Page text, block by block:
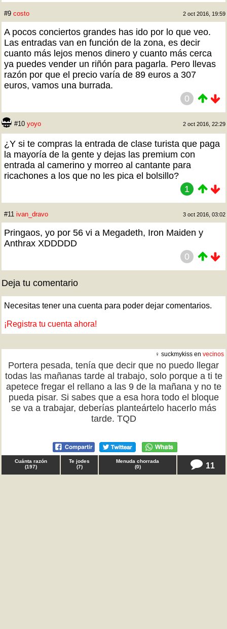
#9 costo 2 oct 2016, 19:59
A pocos conciertos grandes has ido por lo que veo.
Las entradas van en función de la zona, es decir
cuanto más lejos menos dinero y cuanto más cerca
ya puedes vender un riñón para pagarla. Pero llevas
razón por que el precio varía de 89 euros a 307
euros, vamos una burrada.
0
#10 yoyo 2 oct 2016, 22:29
¿Y si te compras la entrada de clase turista que paga
la mayoría de la gente y dejas las premium con
entrada al camerino y morreo al cantante para
ricachones a los que no les pica el bolsillo?
1
#11 ivan_dravo 3 oct 2016, 03:02
Pringaos, yo por 56 vi a Megadeth, Iron Maiden y
Anthrax XDDDDD
0
Deja tu comentario
Necesitas tener una cuenta para poder dejar comentarios.
¡Registra tu cuenta ahora!
♀ suckmykiss en vecinos
Portera pesada, tenía que decir que no puedo llegar
todas las mañanas tarde al trabajo, solo porque a ti te
apetece fregar el rellano a las 9 de la mañana y no te
pueda pisar. Si sabes que a esa hora todo el bloque
se va a trabajar, deberías planteártelo hacerlo más
tarde. TQD
Cuánta razón
(197)
Te jodes
(7)
Menuda chorrada
(0) 11